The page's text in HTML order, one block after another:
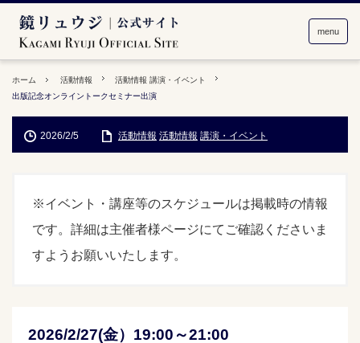
menu
ホーム 活動情報 活動情報 講演・イベント
出版記念オンライントークセミナー出演
2026/2/5 活動情報 活動情報 講演・イベント
※イベント・講座等のスケジュールは掲載時の情報
です。詳細は主催者様ページにてご確認くださいま
すようお願いいたします。
2026/2/27(金）19:00～21:00